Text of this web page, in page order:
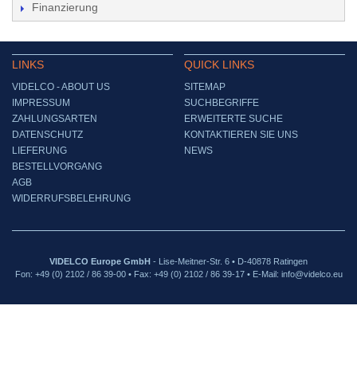
Finanzierung
LINKS
VIDELCO - ABOUT US
IMPRESSUM
ZAHLUNGSARTEN
DATENSCHUTZ
LIEFERUNG
BESTELLVORGANG
AGB
WIDERRUFSBELEHRUNG
QUICK LINKS
SITEMAP
SUCHBEGRIFFE
ERWEITERTE SUCHE
KONTAKTIEREN SIE UNS
NEWS
VIDELCO Europe GmbH - Lise-Meitner-Str. 6 • D-40878 Ratingen
Fon: +49 (0) 2102 / 86 39-00 • Fax: +49 (0) 2102 / 86 39-17 • E-Mail: info@videlco.eu